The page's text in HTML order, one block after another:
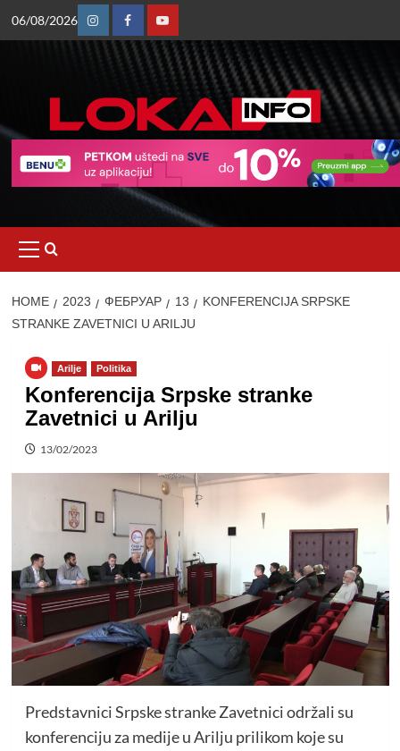
06/08/2026
InstagramFacebookYoutube
Menu
HOME 2023 ФЕБРУАР 13
KONFERENCIJA SRPSKE
STRANKE ZAVETNICI U ARILJU
Arilje Politika
Konferencija Srpske stranke
Zavetnici u Arilju
13/02/2023
Predstavnici Srpske stranke Zavetnici održali su
konferenciju za medije u Arilju prilikom koje su